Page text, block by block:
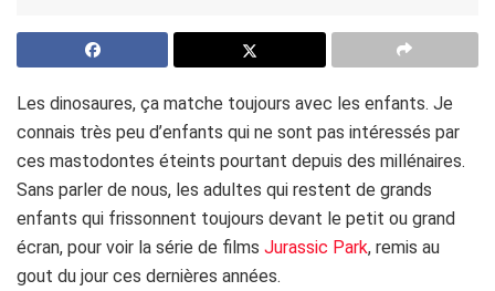
Les dinosaures, ça matche toujours avec les enfants. Je
connais très peu d’enfants qui ne sont pas intéressés par
ces mastodontes éteints pourtant depuis des millénaires.
Sans parler de nous, les adultes qui restent de grands
enfants qui frissonnent toujours devant le petit ou grand
écran, pour voir la série de films Jurassic Park, remis au
gout du jour ces dernières années.